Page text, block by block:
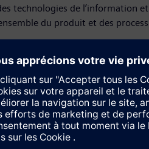
technologies de l’information
du produit et des
physiquement simulé
de 25 000 entreprises dans le
et AI sont les